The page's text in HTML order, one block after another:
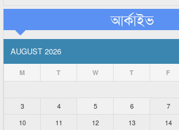
আর্কাইভ
AUGUST 2026
M T W T F
3
4 5 6 7
10
11 12 13 14